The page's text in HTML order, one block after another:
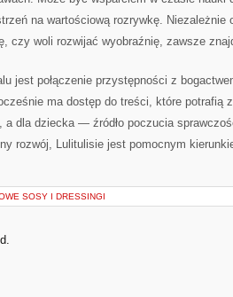
na wartościową rozrywkę.
czy woli rozwijać wyobraźnię, zawsze
jest połączenie przystępności z
ma dostęp do treści, które potrafią
a dla dziecka — źródło poczucia
rozwój, Lulitulisie jest pomocnym
SOSY I DRESSINGI